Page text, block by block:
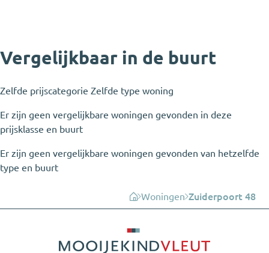
Vergelijkbaar in de buurt
Zelfde prijscategorie Zelfde type woning
Er zijn geen vergelijkbare woningen gevonden in deze
prijsklasse en buurt
Er zijn geen vergelijkbare woningen gevonden van hetzelfde
type en buurt
Woningen Zuiderpoort 48